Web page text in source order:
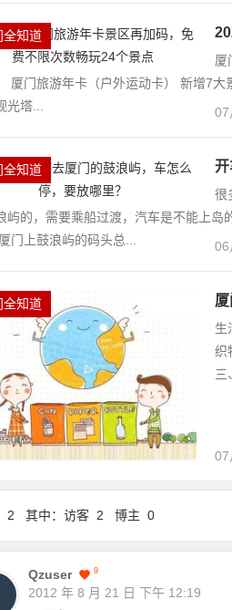
全知道
厦
厦门旅游年卡（户外运动卡） 新增7
光塔...
07
全知道 开
很
屿的，需要乘船过渡，汽车是不能上
门上鼓浪屿的码头总...
06
全知道
生
织
三
07
2 其中：访客 2 博主 0
Qzuser 9
2012 年 8 月 21 日 下午 12:19